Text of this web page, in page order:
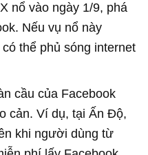
nổ vào ngày 1/9, phá
Nếu vụ nổ này
thể phủ sóng internet
cầu của Facebook
cản. Ví dụ, tại Ấn Độ,
khi người dùng từ